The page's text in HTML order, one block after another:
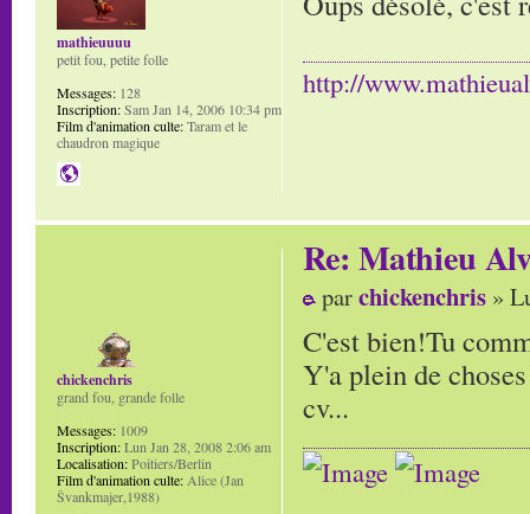
http://
mathieuuuu
petit fou, petite folle
Messages: 128
Inscription:Sam Jan 14, 2006 10:34 pm
Film d'animation culte:Taram et le
chaudron magique
Re: Mathieu
parchickenchris »
C'est bien!Tu
Y'a plein de
cv...
chickenchris
grand fou, grande folle
Messages: 1009
Inscription:Lun Jan 28, 2008 2:06 am
Localisation:Poitiers/Berlin
Film d'animation culte: Alice (Jan
Švankmajer,1988)